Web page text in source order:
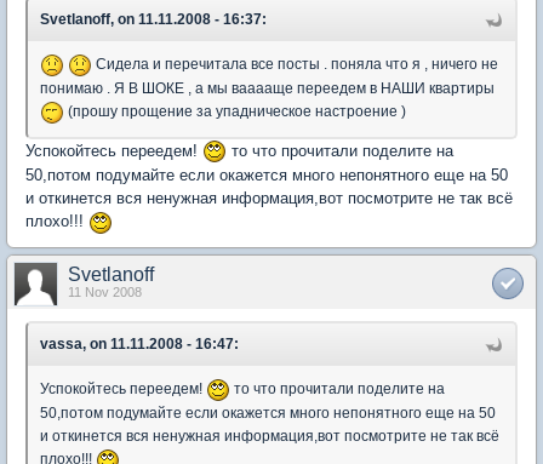
Svetlanoff, on 11.11.2008 - 16:37:
Сидела и перечитала все посты . поняла что я , ничего не
понимаю . Я В ШОКЕ , а мы вааааще переедем в НАШИ квартиры
(прошу прощение за упадническое настроение )
Успокойтесь переедем!
то что прочитали поделите на
50,потом подумайте если окажется много непонятного еще на 50
и откинется вся ненужная информация,вот посмотрите не так всё
плохо!!!
Svetlanoff
11 Nov 2008
vassa, on 11.11.2008 - 16:47:
Успокойтесь переедем!
то что прочитали поделите на
50,потом подумайте если окажется много непонятного еще на 50
и откинется вся ненужная информация,вот посмотрите не так всё
плохо!!!